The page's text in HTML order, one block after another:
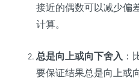
接近的偶数可以减少偏
计算。
总是向上或向下舍入 ：
要保证结果总是向上或